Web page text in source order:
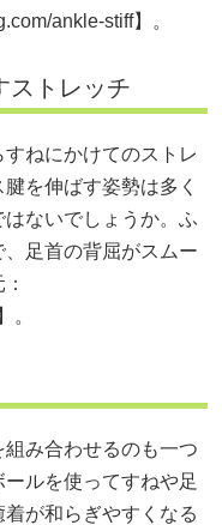
ankle-stiff】。
ストレッチ
ねにかけてのストレ
を伸ばす姿勢は多く
ないでしょうか。ふ
足首の背屈がスムー
。
み合わせるのも一つ
ルを使ってすねや足
が和らぎやすくなる